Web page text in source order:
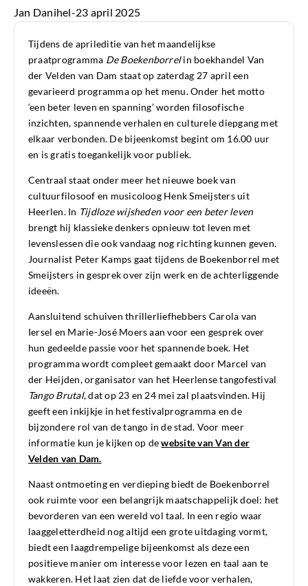
Jan Danihel-23 april 2025
Tijdens de aprileditie van het maandelijkse
praatprogramma De Boekenborrelin boekhandel Van
der Velden van Dam staat op zaterdag 27 april een
gevarieerd programma op het menu. Onder het motto
‘een beter leven en spanning’ worden filosofische
inzichten, spannende verhalen en culturele diepgang met
elkaar verbonden. De bijeenkomst begint om 16.00 uur
en is gratis toegankelijk voor publiek.
Centraal staat onder meer het nieuwe boek van
cultuurfilosoof en musicoloog Henk Smeijsters uit
Heerlen. In Tijdloze wijsheden voor een beter leven
brengt hij klassieke denkers opnieuw tot leven met
levenslessen die ook vandaag nog richting kunnen geven.
Journalist Peter Kamps gaat tijdens de Boekenborrel met
Smeijsters in gesprek over zijn werk en de achterliggende
ideeën.
Aansluitend schuiven thrillerliefhebbers Carola van
Iersel en Marie-José Moers aan voor een gesprek over
hun gedeelde passie voor het spannende boek. Het
programma wordt compleet gemaakt door Marcel van
der Heijden, organisator van het Heerlense tangofestival
Tango Brutal, dat op 23 en 24 mei zal plaatsvinden. Hij
geeft een inkijkje in het festivalprogramma en de
bijzondere rol van de tango in de stad. Voor meer
informatie kun je kijken op dewebsite van Van der
Velden van Dam.
Naast ontmoeting en verdieping biedt de Boekenborrel
ook ruimte voor een belangrijk maatschappelijk doel: het
bevorderen van een wereld vol taal. In een regio waar
laaggeletterdheid nog altijd een grote uitdaging vormt,
biedt een laagdrempelige bijeenkomst als deze een
positieve manier om interesse voor lezen en taal aan te
wakkeren. Het laat zien dat de liefde voor verhalen,